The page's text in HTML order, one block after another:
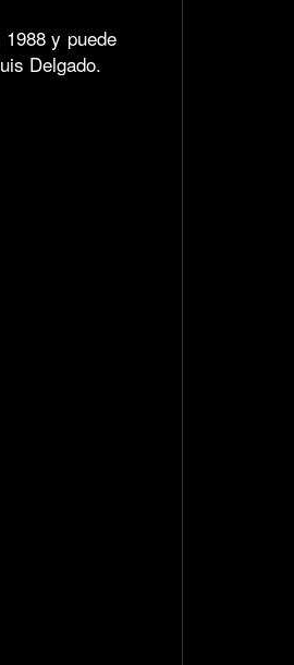
y puede
Delgado.